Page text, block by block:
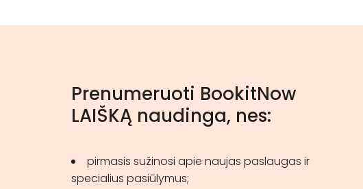
Prenumeruoti BookitNow
LAIŠKĄ naudinga, nes:
pirmasis sužinosi apie naujas paslaugas ir
specialius pasiūlymus;